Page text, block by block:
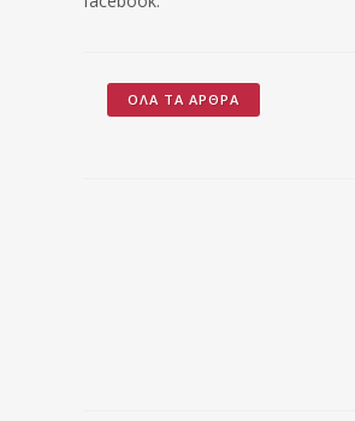
ΌΛΑ ΤΑ ΆΡΘΡΑ